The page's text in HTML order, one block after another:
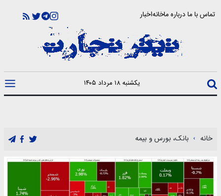
تماس با مادرباره ماخانهاخبار
یکشنبه ۱۸ مرداد ۱۴۰۵
خانه بانک، بورس و بیمه